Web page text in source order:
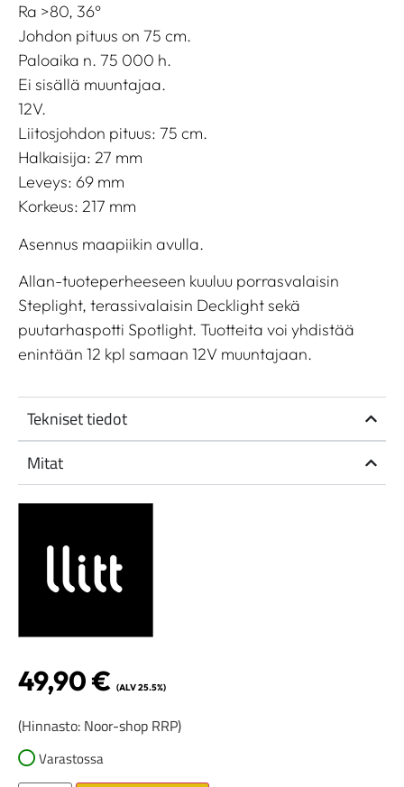
Ra >80, 36°
Johdon pituus on 75 cm.
Paloaika n. 75 000 h.
Ei sisällä muuntajaa.
12V.
Liitosjohdon pituus: 75 cm.
Halkaisija: 27 mm
Leveys: 69 mm
Korkeus: 217 mm
Asennus maapiikin avulla.
Allan-tuoteperheeseen kuuluu porrasvalaisin
Steplight, terassivalaisin Decklight sekä
puutarhaspotti Spotlight. Tuotteita voi yhdistää
enintään 12 kpl samaan 12V muuntajaan.
Tekniset tiedot
Mitat
49,90€ (ALV 25.5%)
(Hinnasto: Noor-shop RRP)
Varastossa